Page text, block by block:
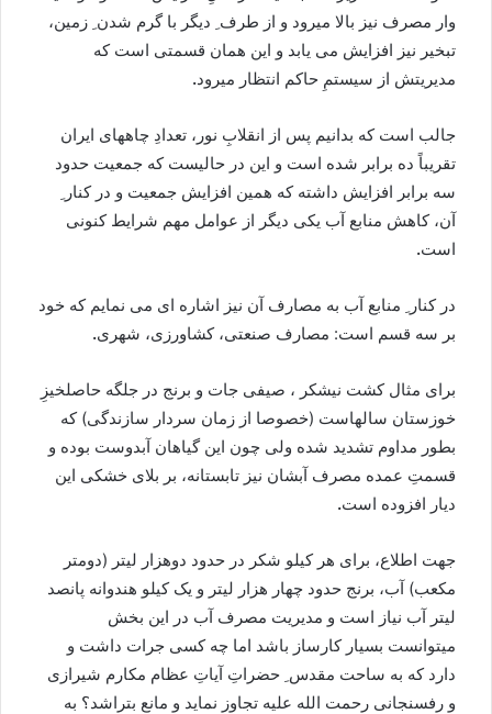
وار مصرف نیز بالا میرود و از طرف ِ دیگر با گرم شدن ِ زمین،
تبخیر نیز افزایش می یابد و این همان قسمتی است که
مدیریتش از سیستمِ حاکم انتظار میرود.
جالب است که بدانیم پس از انقلابِ نور، تعدادِ چاههای ایران
تقریباً ده برابر شده است و این در حالیست که جمعیت حدود
سه برابر افزایش داشته که همین افزایش جمعیت و در کنار ِ
آن، کاهش منابع آب یکی دیگر از عوامل مهم شرایط کنونی
است.
در کنار ِ منابع آب به مصارف آن نیز اشاره ای می نمایم که خود
بر سه قسم است: مصارف صنعتی، کشاورزی، شهری.
برای مثال کشت نیشکر ، صیفی جات و برنج در جلگه حاصلخیزِ
خوزستان سالهاست (خصوصا از زمان سردار سازندگی) که
بطور مداوم تشدید شده ولی چون این گیاهان آبدوست بوده و
قسمتِ عمده مصرف آبشان نیز تابستانه، بر بلای خشکی این
دیار افزوده است.
جهت اطلاع، برای هر کیلو شکر در حدود دوهزار لیتر (دومتر
مکعب) آب، برنج حدود چهار هزار لیتر و یک کیلو هندوانه پانصد
لیتر آب نیاز است و مدیریت مصرف آب در این بخش
میتوانست بسیار کارساز باشد اما چه کسی جرات داشت و
دارد که به ساحت مقدس ِ حضراتِ آیاتِ عظام مکارم شیرازی
و رفسنجانی رحمت الله علیه تجاوز نماید و مانع بتراشد؟ به